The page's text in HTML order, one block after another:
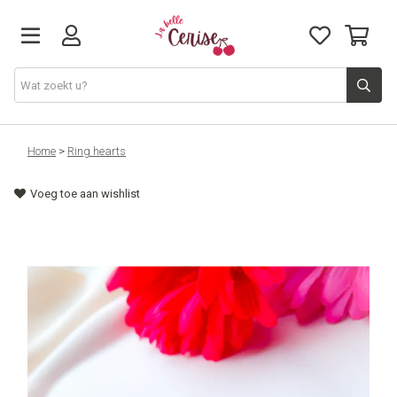
Just arrived
Juwelen & Accessoires
Lifestyle & Gifts
Cadeaubon
Home > Ring hearts
Voeg toe aan wishlist